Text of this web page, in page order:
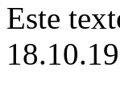
Este